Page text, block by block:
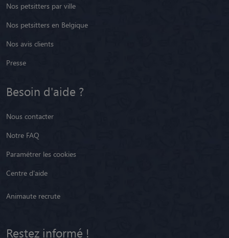
Nos petsitters par ville
Nos petsitters en Belgique
Nos avis clients
Presse
Besoin d'aide ?
Nous contacter
Notre FAQ
Paramétrer les cookies
Centre d'aide
Animaute recrute
Restez informé !